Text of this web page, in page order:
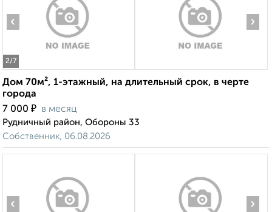
2/7
‹ ›
Дом 70м², 1-этажный, на длительный срок, в черте
города
7 000 ₽ в месяц
Рудничный район, Обороны 33
Собственник, 06.08.2026
‹ ›